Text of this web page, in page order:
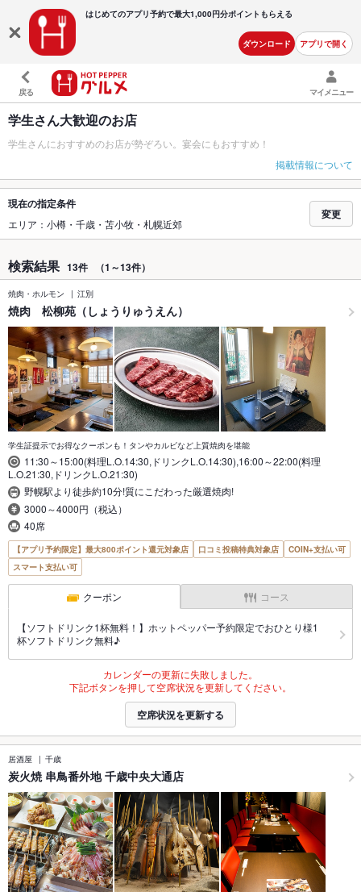
はじめてのアプリ予約で最大1,000円分ポイントもらえる
ダウンロード アプリで開く
戻る マイメニュー
学生さん大歓迎のお店
学生さんにおすすめのお店が勢ぞろい。宴会にもおすすめ！
掲載情報について
現在の指定条件
エリア：小樽・千歳・苫小牧・札幌近郊
変更
検索結果 13件 （1～13件）
焼肉・ホルモン 江別
焼肉 松柳苑（しょうりゅうえん）
学生証提示でお得なクーポンも！タンやカルビなど上質焼肉を堪能
11:30～15:00(料理L.O.14:30,ドリンクL.O.14:30),16:00～22:00(料理
L.O.21:30,ドリンクL.O.21:30)
野幌駅より徒歩約10分!質にこだわった厳選焼肉!
3000～4000円（税込）
40席
【アプリ予約限定】最大800ポイント還元対象店 口コミ投稿特典対象店
COIN+支払い可
スマート支払い可
クーポン コース
【ソフトドリンク1杯無料！】ホットペッパー予約限定でおひとり様1
杯ソフトドリンク無料♪
カレンダーの更新に失敗しました。
下記ボタンを押して空席状況を更新してください。
空席状況を更新する
居酒屋 千歳
炭火焼 串鳥番外地 千歳中央大通店